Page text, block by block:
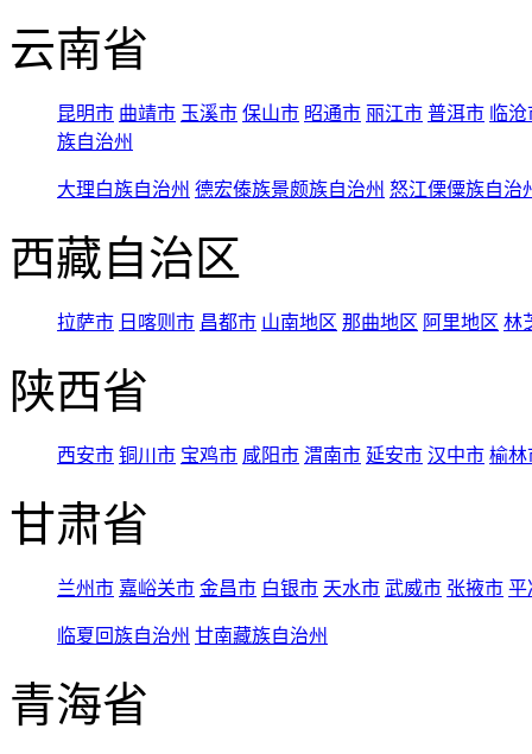
云南省
昆明市 曲靖市 玉溪市 保山市 昭通市 丽江市 普洱市 临
族自治州
大理白族自治州 德宏傣族景颇族自治州 怒江傈僳族自治
西藏自治区
拉萨市 日喀则市 昌都市 山南地区 那曲地区 阿里地区 林
陕西省
西安市 铜川市 宝鸡市 咸阳市 渭南市 延安市 汉中市 榆林
甘肃省
兰州市 嘉峪关市 金昌市 白银市 天水市 武威市 张掖市 平
临夏回族自治州 甘南藏族自治州
青海省